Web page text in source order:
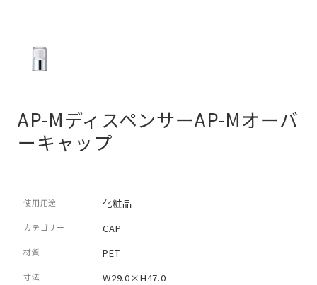
AP-MディスペンサーAP-Mオーバ
ーキャップ
使用用途 化粧品
カテゴリー CAP
材質 PET
寸法 W29.0×H47.0